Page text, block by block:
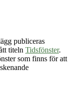
publiceras
titeln Tidsfönster.
som finns för att